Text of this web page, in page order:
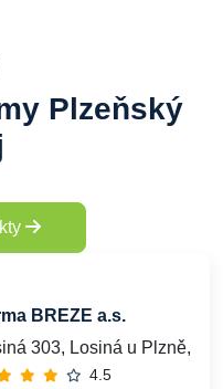
Plzeňský
BREZE a.s.
303, Losiná u Plzně,
4.5